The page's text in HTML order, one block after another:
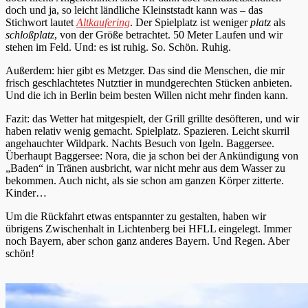
doch und ja, so leicht ländliche Kleinststadt kann was – das
Stichwort lautet Altkaufering. Der Spielplatz ist wenigerplatz als
schloßplatz, von der Größe betrachtet. 50 Meter Laufen und wir
stehen im Feld. Und: es ist ruhig. So. Schön. Ruhig.
Außerdem: hier gibt es Metzger. Das sind die Menschen, die mir
frisch geschlachtetes Nutztier in mundgerechten Stücken anbieten.
Und die ich in Berlin beim besten Willen nicht mehr finden kann.
Fazit: das Wetter hat mitgespielt, der Grill grillte desöfteren, und wir
haben relativ wenig gemacht. Spielplatz. Spazieren. Leicht skurril
angehauchter Wildpark. Nachts Besuch von Igeln. Baggersee.
Überhaupt Baggersee: Nora, die ja schon bei der Ankündigung von
„Baden“ in Tränen ausbricht, war nicht mehr aus dem Wasser zu
bekommen. Auch nicht, als sie schon am ganzen Körper zitterte.
Kinder…
Um die Rückfahrt etwas entspannter zu gestalten, haben wir
übrigens Zwischenhalt in Lichtenberg bei HFLL eingelegt. Immer
noch Bayern, aber schon ganz anderes Bayern. Und Regen. Aber
schön!